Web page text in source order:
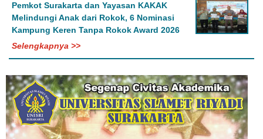
Pemkot Surakarta dan Yayasan KAKAK
Melindungi Anak dari Rokok, 6 Nominasi
Kampung Keren Tanpa Rokok Award 2026
Selengkapnya >>